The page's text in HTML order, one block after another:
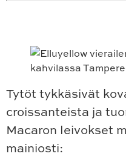
Tytöt tykkäsivät
croissanteista ja
Macaron leivokset
mainiosti: